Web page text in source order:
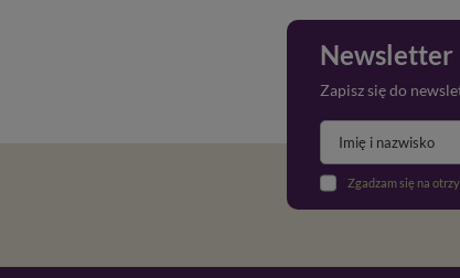
Newsletter
Zapisz się do
Zgadzam się na